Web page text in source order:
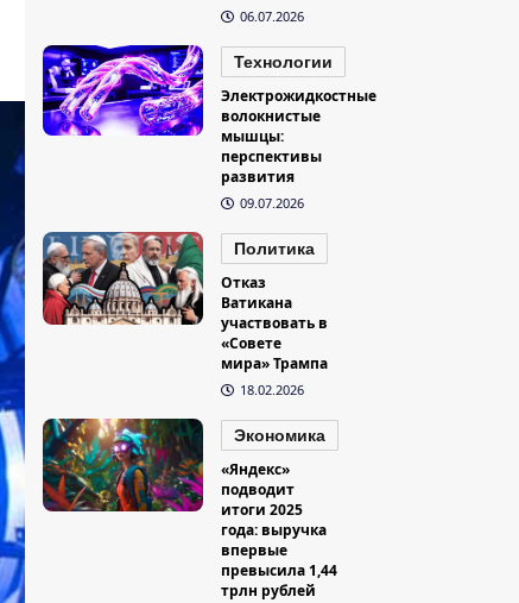
06.07.2026
Технологии
Электрожидкостные
волокнистые
мышцы:
перспективы
развития
09.07.2026
Политика
Отказ
Ватикана
участвовать в
«Совете
мира» Трампа
18.02.2026
Экономика
«Яндекс»
подводит
итоги 2025
года: выручка
впервые
превысила 1,44
трлн рублей